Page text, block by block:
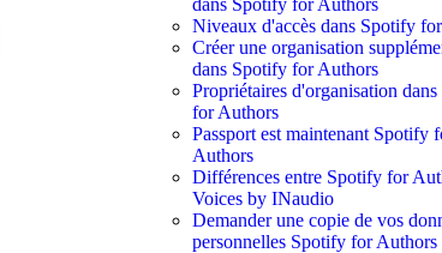
Niveaux d'accès dans Spotify
Créer une organisation
dans Spotify for Authors
Propriétaires d'organisation
for Authors
Passport est maintenant Spotify
Authors
Différences entre Spotify for
Voices by INaudio
Demander une copie de vos
personnelles Spotify for Authors